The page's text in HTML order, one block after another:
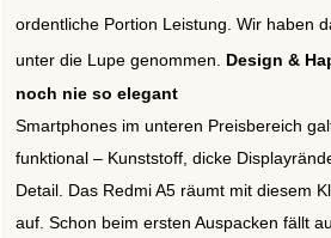
ordentliche Portion Leistung. Wir haben
unter die Lupe genommen. Design &
noch nie so elegant
Smartphones im unteren Preisbereich
funktional – Kunststoff, dicke
Detail. Das Redmi A5 räumt mit diesem
auf. Schon beim ersten Auspacken fällt